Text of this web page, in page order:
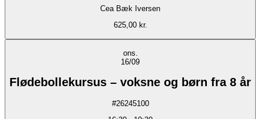
Cea Bæk Iversen
625,00 kr.
ons.
16/09
Flødebollekursus – voksne og børn fra 8 år
#26245100